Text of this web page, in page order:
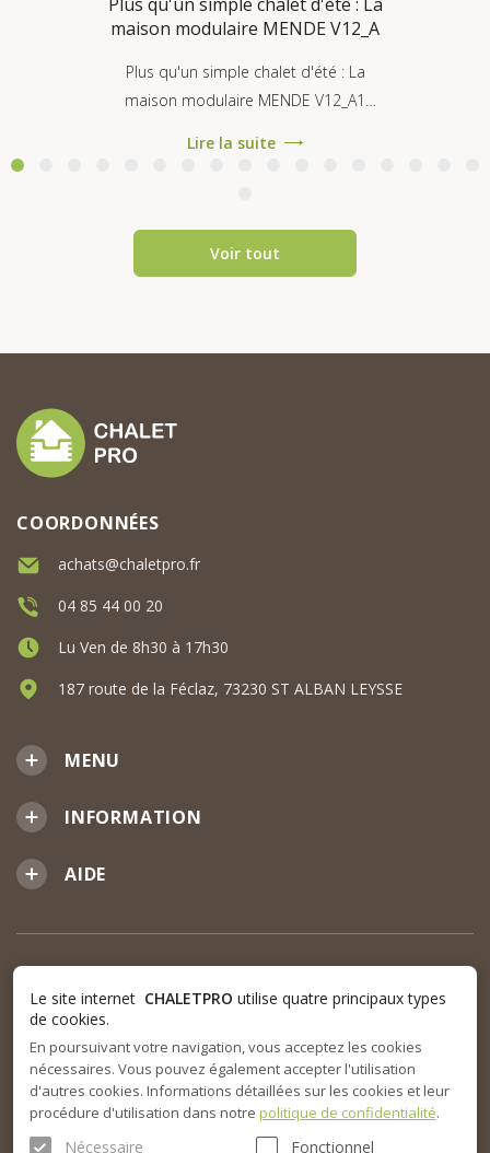
maison modulaire MENDE V12_A
Plus qu'un simple chalet d'été : La
maison modulaire MENDE V12_A1
Lire la suite
Voir tout
MENU
INFORMATION
AIDE
COORDONNÉES
achats@chaletpro.fr
04 85 44 00 20
Lu Ven de 8h30 à 17h30
187 route de la Féclaz, 73230 ST ALBAN LEYSSE
Le site internet CHALETPRO utilise quatre principaux types
de cookies.
En poursuivant votre navigation, vous acceptez les cookies
nécessaires. Vous pouvez également accepter l'utilisation
d'autres cookies. Informations détaillées sur les cookies et leur
procédure d'utilisation dans notre politique de confidentialité.
Nécessaire Fonctionnel